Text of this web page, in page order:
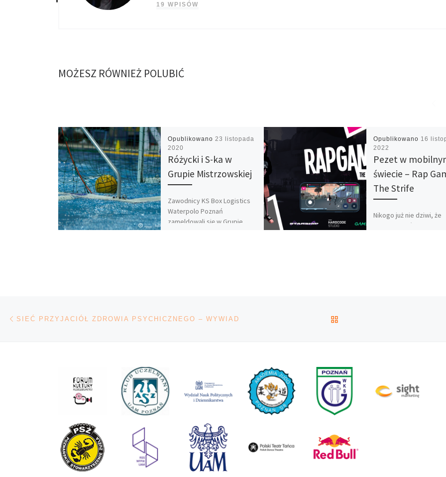
19 WPISÓW
MOŻESZ RÓWNIEŻ POLUBIĆ
Opublikowano 23 listopada
2020
Różycki i S-ka w
Grupie Mistrzowskiej
Zawodnicy KS Box Logistics
Waterpolo Poznań
zameldowali się w Grupie
Opublikowano 16
2022
Pezet w
świecie – Rap
The Strife
Nikogo już nie dziwi, że
raperzy oprócz robienia
Nawigacja wpisu
SIEĆ PRZYJACIÓŁ ZDROWIA PSYCHICZNEGO – WYWIAD